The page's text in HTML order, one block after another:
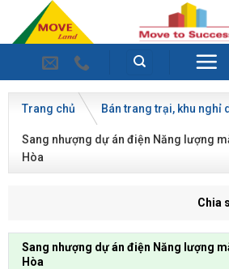
Trang chủ Bán trang trại, khu nghỉ
Sang nhượng dự án điện Năng lượng
Hòa
Chia
Sang nhượng dự án điện Năng lượng
Hòa